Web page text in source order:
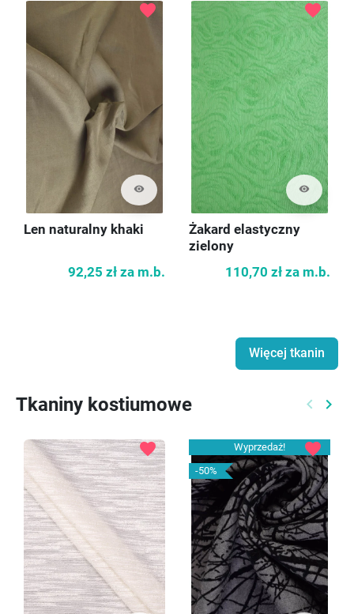
visibility
favorite
Len naturalny khaki
92,25 zł za m.b.
visibility
favorite
Żakard elastyczny
zielony
110,70 zł za m.b.
Więcej tkanin
Tkaniny kostiumowe keyboard_arrow_left keyboard_arrow_right
favorite
Wyprzedaż!
-50%
favorite